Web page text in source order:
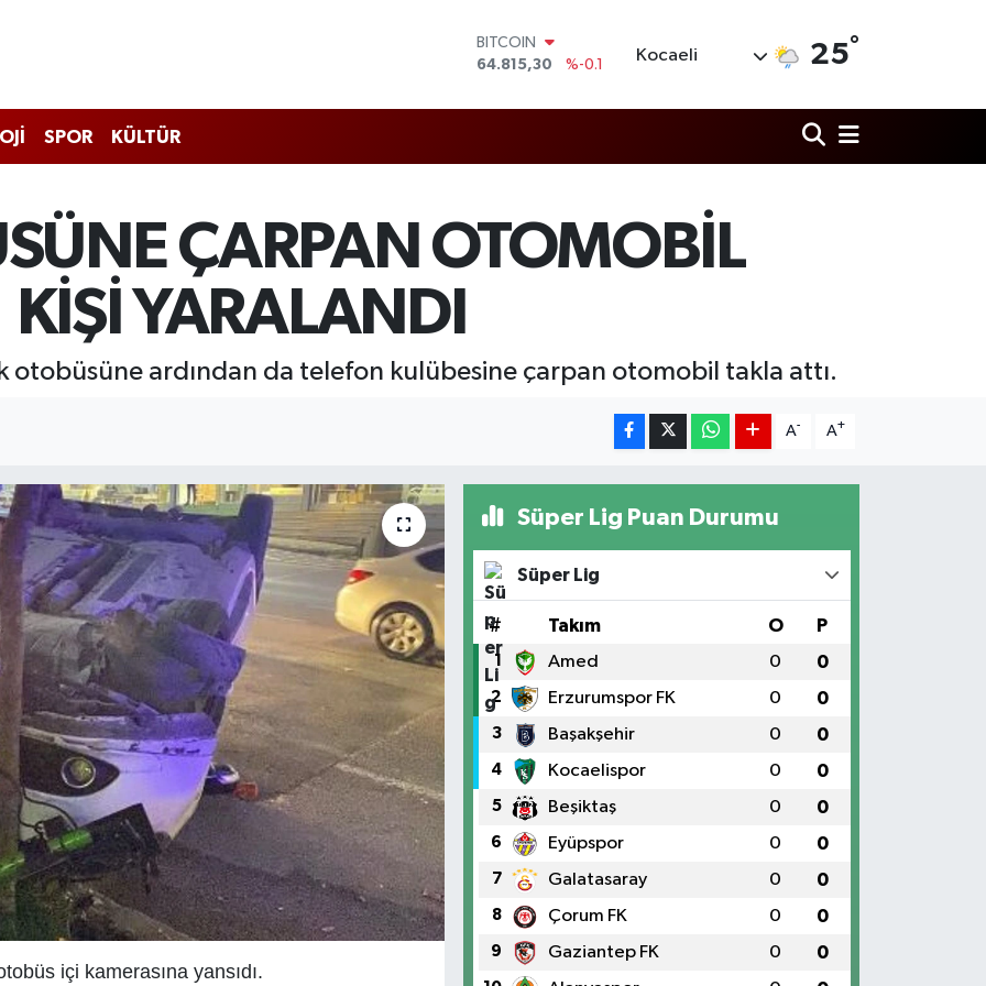
DOLAR
47,7436
%0.18
55,2510
%0.32
BİST100
13.779
%-14
Kocaeli 25°
SPOR KÜLTÜR
ÇARPAN OTOMOBİL
YARALANDI
otobüsüne ardından da telefon kulübesine çarpan otomobil takla attı.
A- A+
içi kamerasına yansıdı.
Süper Lig Puan Durumu
Süper Lig
# Takım O P
1 Amed 0 0
2 Erzurumspor FK 0 0
3 Başakşehir 0 0
4 Kocaelispor 0 0
5 Beşiktaş 0 0
6 Eyüpspor 0 0
7 Galatasaray 0 0
8 Çorum FK 0 0
9 Gaziantep FK 0 0